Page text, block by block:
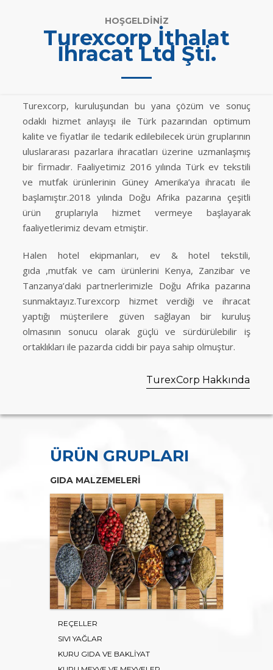
HOŞGELDİNİZ
Turexcorp İthalat
İhracat Ltd Şti.
Turexcorp, kuruluşundan bu yana çözüm ve sonuç
odaklı hizmet anlayışı ile Türk pazarından optimum
kalite ve fiyatlar ile tedarik edilebilecek ürün gruplarının
uluslararası pazarlara ihracatları üzerine uzmanlaşmış
bir firmadır. Faaliyetimiz 2016 yılında Türk ev tekstili
ve mutfak ürünlerinin Güney Amerika’ya ihracatı ile
başlamıştır.2018 yılında Doğu Afrika pazarına çeşitli
ürün gruplarıyla hizmet vermeye başlayarak
faaliyetlerimiz devam etmiştir.
Halen hotel ekipmanları, ev & hotel tekstili,
gıda ,mutfak ve cam ürünlerini Kenya, Zanzibar ve
Tanzanya’daki partnerlerimizle Doğu Afrika pazarına
sunmaktayız.Turexcorp hizmet verdiği ve ihracat
yaptığı müşterilere güven sağlayan bir kuruluş
olmasının sonucu olarak güçlü ve sürdürülebilir iş
ortaklıkları ile pazarda ciddi bir paya sahip olmuştur.
TurexCorp Hakkında
ÜRÜN GRUPLARI
GIDA MALZEMELERİ
REÇELLER
SIVI YAĞLAR
KURU GIDA VE BAKLİYAT